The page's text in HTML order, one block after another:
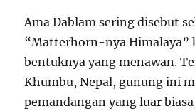
Ama Dablam sering disebut
“Matterhorn-nya Himalaya”
bentuknya yang menawan.
Khumbu, Nepal, gunung ini
pemandangan yang luar